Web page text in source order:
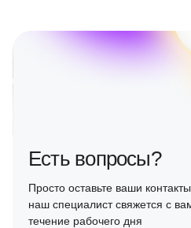
Есть вопросы?
Просто оставьте ваши
наш специалист свяжется с
течение рабочего дня